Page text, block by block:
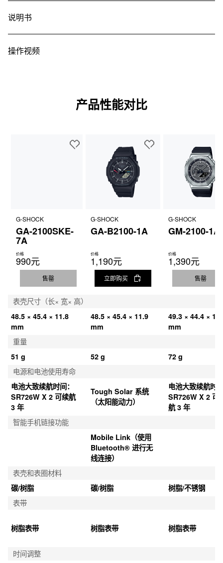
说明书
操作视频
产品性能对比
G-SHOCK
GA-2100SKE-
7A
价格
990元
售罄
G-SHOCK
GA-B2100-1A
价格
1,190元
立即购买
G-SHOCK
GM-2100-1A
价格
1,390元
售罄
表壳尺寸（长× 宽× 高）
48.5 × 45.4 × 11.8
mm
48.5 × 45.4 × 11.9
mm
49.3 × 44.4 ×
mm
重量
51 g
52 g
72 g
电源和电池使用寿命
电池大致续航时间：
SR726W X 2 可续航
3 年
Tough Solar 系统
（太阳能动力）
电池大致续航时
SR726W X 2 可
航 3 年
智能手机链接功能
Mobile Link（使用
Bluetooth® 进行无
线连接）
表壳和表圈材料
碳/树脂
碳/树脂
树脂/不锈钢
表带
树脂表带 树脂表带 树脂表带
时间调整